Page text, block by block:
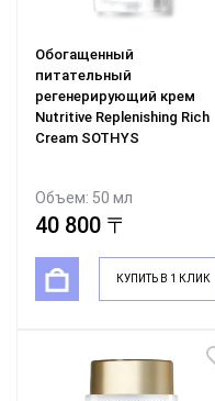
Обогащенный
питательный
регенерирующий крем
Nutritive Replenishing Rich
Cream SOTHYS
Объем: 50 мл
40 800 〒
КУПИТЬ В 1 КЛИК